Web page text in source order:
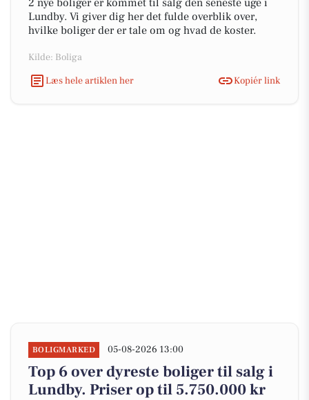
2 nye boliger er kommet til salg den seneste uge i
Lundby. Vi giver dig her det fulde overblik over,
hvilke boliger der er tale om og hvad de koster.
Kilde: Boliga
Læs hele artiklen her
Kopiér link
BOLIGMARKED 05-08-2026 13:00
Top 6 over dyreste boliger til salg i
Lundby. Priser op til 5.750.000 kr